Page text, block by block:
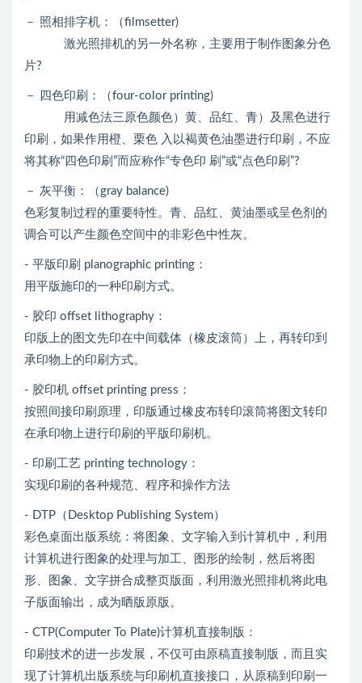
－ 照相排字机：（filmsetter)
激光照排机的另一外名称，主要用于制作图象分色
片?
－ 四色印刷：（four-color printing)
用减色法三原色颜色）黄、品红、青）及黑色进行
印刷，如果作用橙、栗色 入以褐黄色油墨进行印刷，不应
将其称“四色印刷”而应称作“专色印 刷”或“点色印刷”?
－ 灰平衡：（gray balance)
色彩复制过程的重要特性。青、品红、黄油墨或呈色剂的
调合可以产生颜色空间中的非彩色中性灰。
- 平版印刷 planographic printing：
用平版施印的一种印刷方式。
- 胶印 offset lithography：
印版上的图文先印在中间载体（橡皮滚筒）上，再转印到
承印物上的印刷方式。
- 胶印机 offset printing press：
按照间接印刷原理，印版通过橡皮布转印滚筒将图文转印
在承印物上进行印刷的平版印刷机。
- 印刷工艺 printing technology：
实现印刷的各种规范、程序和操作方法
- DTP（Desktop Publishing System）
彩色桌面出版系统：将图象、文字输入到计算机中，利用
计算机进行图象的处理与加工、图形的绘制，然后将图
形、图象、文字拼合成整页版面，利用激光照排机将此电
子版面输出，成为晒版原版。
- CTP(Computer To Plate)计算机直接制版：
印刷技术的进一步发展，不仅可由原稿直接制版，而且实
现了计算机出版系统与印刷机直接接口，从原稿到印刷一